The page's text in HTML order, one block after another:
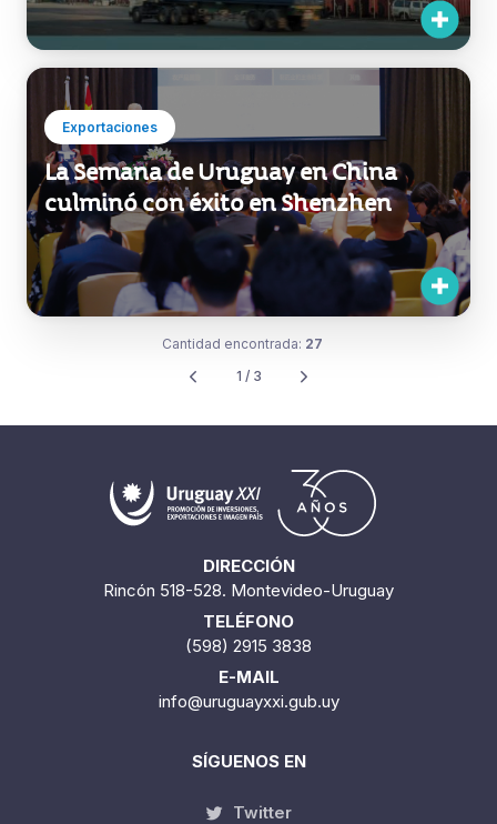
Exportaciones
La Semana de Uruguay en China
culminó con éxito en Shenzhen
Cantidad encontrada:
1 / 3
DIRECCIÓN
Rincón 518-528. Montevideo-Uruguay
TELÉFONO
(598) 2915 3838
E-MAIL
info@uruguayxxi.gub.uy
SÍGUENOS EN
Twitter